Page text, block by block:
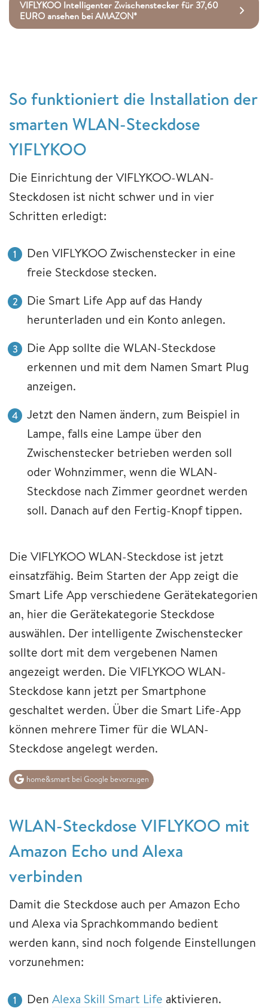
VIFLYKOO Intelligenter Zwischenstecker für 37,60
EURO ansehen bei AMAZON*
So funktioniert die Installation der
smarten WLAN-Steckdose
YIFLYKOO
Die Einrichtung der VIFLYKOO-WLAN-
Steckdosen ist nicht schwer und in vier
Schritten erledigt:
Den VIFLYKOO Zwischenstecker in eine
freie Steckdose stecken.
Die Smart Life App auf das Handy
herunterladen und ein Konto anlegen.
Die App sollte die WLAN-Steckdose
erkennen und mit dem Namen Smart Plug
anzeigen.
Jetzt den Namen ändern, zum Beispiel in
Lampe, falls eine Lampe über den
Zwischenstecker betrieben werden soll
oder Wohnzimmer, wenn die WLAN-
Steckdose nach Zimmer geordnet werden
soll. Danach auf den Fertig-Knopf tippen.
Die VIFLYKOO WLAN-Steckdose ist jetzt
einsatzfähig. Beim Starten der App zeigt die
Smart Life App verschiedene Gerätekategorien
an, hier die Gerätekategorie Steckdose
auswählen. Der intelligente Zwischenstecker
sollte dort mit dem vergebenen Namen
angezeigt werden. Die VIFLYKOO WLAN-
Steckdose kann jetzt per Smartphone
geschaltet werden. Über die Smart Life-App
können mehrere Timer für die WLAN-
Steckdose angelegt werden.
home&smart bei Google bevorzugen
WLAN-Steckdose VIFLYKOO mit
Amazon Echo und Alexa
verbinden
Damit die Steckdose auch per Amazon Echo
und Alexa via Sprachkommando bedient
werden kann, sind noch folgende Einstellungen
vorzunehmen:
Den Alexa Skill Smart Life aktivieren.